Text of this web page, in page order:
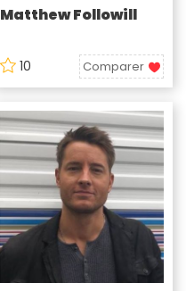
Matthew Followill
10 Comparer